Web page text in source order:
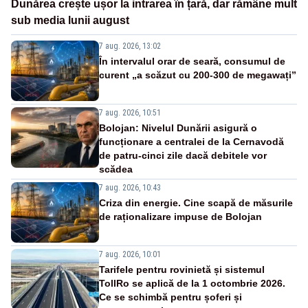
Dunărea crește ușor la intrarea în țară, dar rămâne mult
sub media lunii august
7 aug. 2026, 13:02
În intervalul orar de seară, consumul de
curent „a scăzut cu 200-300 de megawați”
7 aug. 2026, 10:51
Bolojan: Nivelul Dunării asigură o
funcționare a centralei de la Cernavodă
de patru-cinci zile dacă debitele vor
scădea
7 aug. 2026, 10:43
Criza din energie. Cine scapă de măsurile
de raționalizare impuse de Bolojan
7 aug. 2026, 10:01
Tarifele pentru rovinietă și sistemul
TollRo se aplică de la 1 octombrie 2026.
Ce se schimbă pentru șoferi și